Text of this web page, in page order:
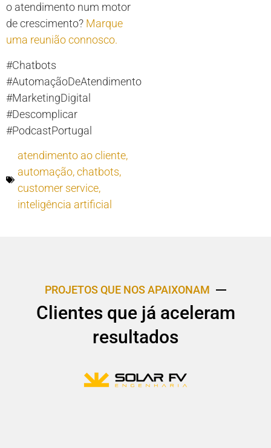
o atendimento num motor
de crescimento? Marque
uma reunião connosco.
#Chatbots
#AutomaçãoDeAtendimento
#MarketingDigital
#Descomplicar
#PodcastPortugal
atendimento ao cliente,
automação,chatbots,
customer service,
inteligência artificial
PROJETOS QUE NOS APAIXONAM
Clientes que já aceleram
resultados